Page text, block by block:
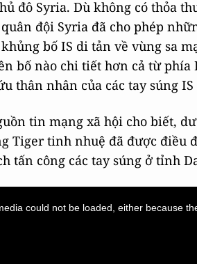
đô Syria. Dù không có thỏa
đội Syria đã cho phép
bố IS di tản về vùng sa
bố nào chi tiết hơn cả từ phía
thân nhân của các tay súng
tin mạng xã hội cho biết,
Tiger tinh nhuệ đã được điều
tấn công các tay súng ở tỉnh
could not be loaded, either because